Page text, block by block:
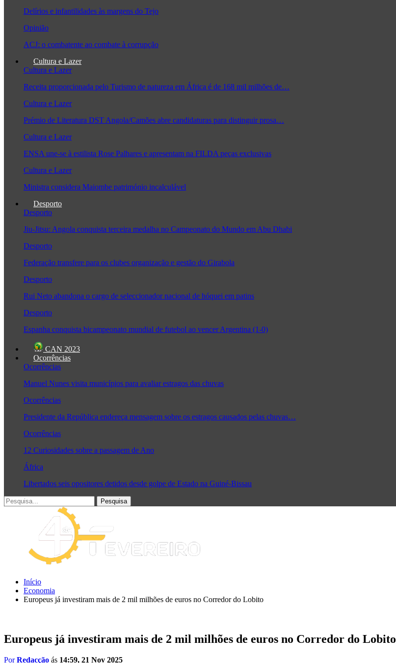
Delírios e infantilidades às margens do Tejo
Opinião
ACJ: o combatente ao combate à corrupção
Cultura e Lazer
Cultura e Lazer
Receita proporcionada pelo Turismo de natureza em África é de 168 mil milhões de…
Cultura e Lazer
Prémio de Literatura DST Angola/Camões abre candidaturas para distinguir prosa…
Cultura e Lazer
ENSA une-se à estilista Rose Palhares e apresentam na FILDA peças exclusivas
Cultura e Lazer
Ministra considera Maiombe património incalculável
Desporto
Desporto
Jiu-Jitsu: Angola conquista terceira medalha no Campeonato do Mundo em Abu Dhabi
Desporto
Federação transfere para os clubes organização e gestão do Girabola
Desporto
Rui Neto abandona o cargo de seleccionador nacional de hóquei em patins
Desporto
Espanha conquista bicampeonato mundial de futebol ao vencer Argentina (1-0)
CAN 2023
Ocorrências
Ocorrências
Manuel Nunes visita municípios para avaliar estragos das chuvas
Ocorrências
Presidente da República endereça mensagem sobre os estragos causados pelas chuvas…
Ocorrências
12 Curiosidades sobre a passagem de Ano
África
Libertados seis opositores detidos desde golpe de Estado na Guiné-Bissau
Início
Economia
Europeus já investiram mais de 2 mil milhões de euros no Corredor do Lobito
Europeus já investiram mais de 2 mil milhões de euros no Corredor do Lobito
PorRedacção ás 14:59, 21 Nov 2025